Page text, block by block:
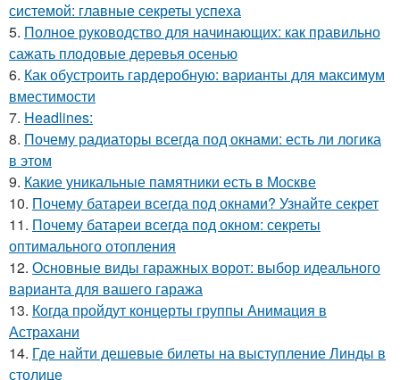
системой: главные секреты успеха
5. Полное руководство для начинающих: как правильно
сажать плодовые деревья осенью
6. Как обустроить гардеробную: варианты для максимум
вместимости
7. Headlines:
8. Почему радиаторы всегда под окнами: есть ли логика
в этом
9. Какие уникальные памятники есть в Москве
10. Почему батареи всегда под окнами? Узнайте секрет
11. Почему батареи всегда под окном: секреты
оптимального отопления
12. Основные виды гаражных ворот: выбор идеального
варианта для вашего гаража
13. Когда пройдут концерты группы Анимация в
Астрахани
14. Где найти дешевые билеты на выступление Линды в
столице